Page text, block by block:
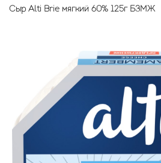
Сыр Alti Brie мягкий 60% 125г БЗМЖ